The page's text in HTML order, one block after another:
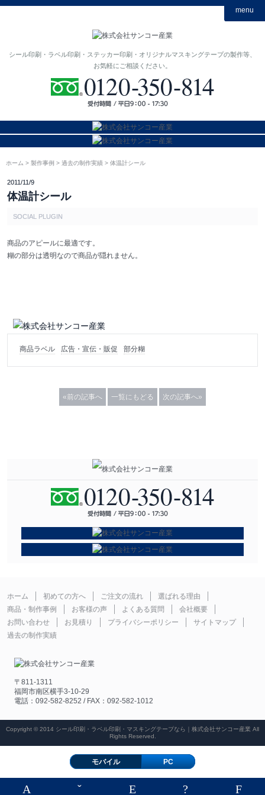
シール印刷・ラベル印刷・ステッカー印刷・オリジナルマスキングテープの製作等、
お気軽にご相談ください。
menu
ホーム 製作事例 過去の制作実績 体温計シール
2011/11/9
体温計シール
SOCIAL PLUGIN
商品のアピールに最適です。
糊の部分は透明なので商品が隠れません。
商品ラベル 広告・宣伝・販促 部分糊
«前の記事へ 一覧にもどる 次の記事へ»
ホーム 初めての方へ ご注文の流れ
選ばれる理由
商品・制作事例
お客様の声 よくある質問
会社概要
お問い合わせ
お見積り プライバシーポリシー
サイトマップ
過去の制作実績
〒811-1311
福岡市南区横手3-10-29
電話：092-582-8252 / FAX：092-582-1012
Copyright © 2014 シール印刷・ラベル印刷・マスキングテープなら｜株式会社サンコー産業 All
Rights Reserved.
モバイル PC